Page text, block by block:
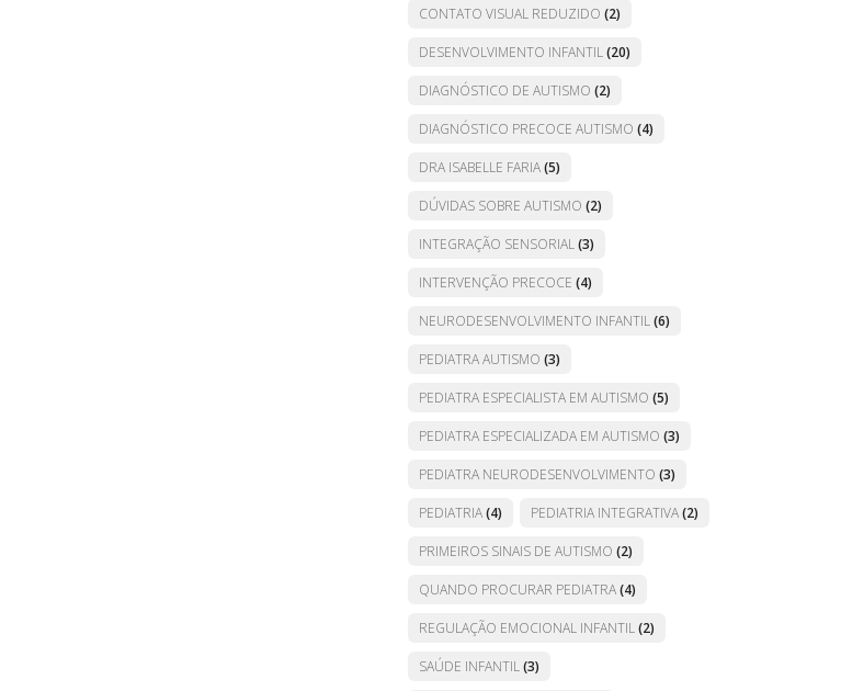
CONTATO VISUAL REDUZIDO (2)
DESENVOLVIMENTO INFANTIL(20)
DIAGNÓSTICO DE AUTISMO (2)
DIAGNÓSTICO PRECOCE AUTISMO (4)
DRA ISABELLE FARIA(5)
DÚVIDAS SOBRE AUTISMO (2)
INTEGRAÇÃO SENSORIAL(3)
INTERVENÇÃO PRECOCE (4)
NEURODESENVOLVIMENTO INFANTIL(6)
PEDIATRA AUTISMO (3)
PEDIATRA ESPECIALISTA EM AUTISMO (5)
PEDIATRA ESPECIALIZADA EM AUTISMO (3)
PEDIATRA NEURODESENVOLVIMENTO (3)
PEDIATRIA(4) PEDIATRIA INTEGRATIVA(2)
PRIMEIROS SINAIS DE AUTISMO (2)
QUANDO PROCURAR PEDIATRA(4)
REGULAÇÃO EMOCIONAL INFANTIL(2)
SAÚDE INFANTIL(3)